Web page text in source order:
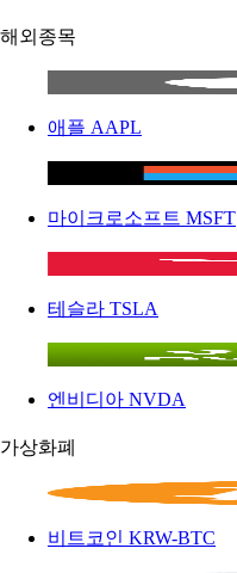
해외종목
애플 AAPL
마이크로소프트 MSFT
테슬라 TSLA
엔비디아 NVDA
가상화폐
비트코인 KRW-BTC